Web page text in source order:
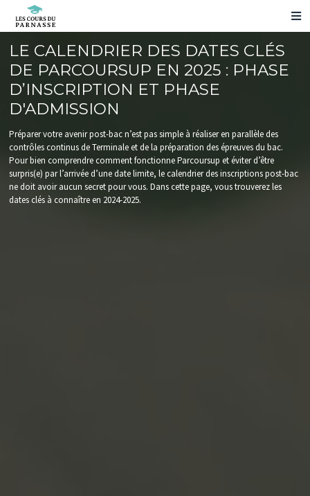
PRENDRE RENDEZ-VOUS
NOS ÉVÉNEMENTS
LE CALENDRIER DES DATES CLÉS
DE PARCOURSUP EN 2025 : PHASE
D’INSCRIPTION ET PHASE
D'ADMISSION
Préparer votre avenir post-bac n’est pas simple à réaliser en parallèle des
contrôles continus de Terminale et de la préparation des épreuves du bac.
Pour bien comprendre comment fonctionne Parcoursup et éviter d’être
surpris(e) par l’arrivée d’une date limite, le calendrier des inscriptions post-bac
ne doit avoir aucun secret pour vous. Dans cette page, vous trouverez les
dates clés à connaître en 2024-2025.